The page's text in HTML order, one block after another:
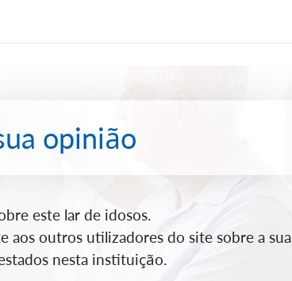
opinião
este lar de idosos.
outros utilizadores do site sobre a sua
nesta instituição.